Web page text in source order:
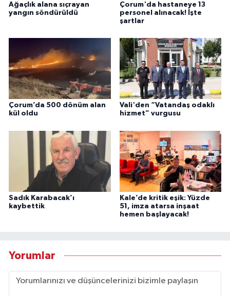
Ağaçlık alana sıçrayan
yangın söndürüldü
Çorum'da hastaneye 13
personel alınacak! İşte
şartlar
Çorum’da 500 dönüm alan
kül oldu
Vali'den “Vatandaş odaklı
hizmet” vurgusu
Sadık Karabacak’ı
kaybettik
Kale’de kritik eşik: Yüzde
51, imza atarsa inşaat
hemen başlayacak!
Yorumlar